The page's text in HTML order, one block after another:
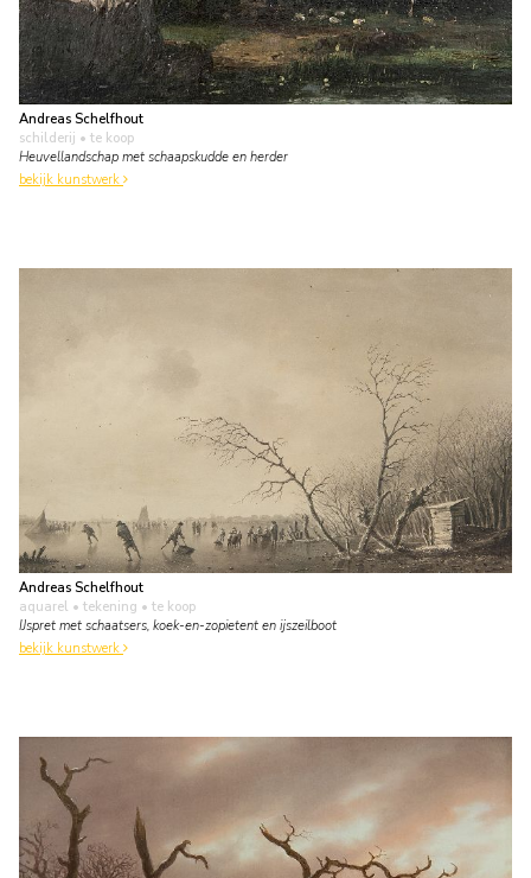
Andreas Schelfhout
schilderij • te koop
Heuvellandschap met schaapskudde en herder
bekijk kunstwerk
Andreas Schelfhout
aquarel • tekening • te koop
IJspret met schaatsers, koek-en-zopietent en ijszeilboot
bekijk kunstwerk